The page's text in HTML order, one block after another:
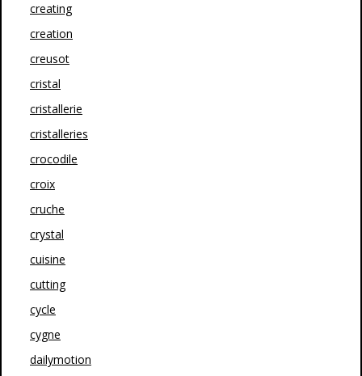
creating
creation
creusot
cristal
cristallerie
cristalleries
crocodile
croix
cruche
crystal
cuisine
cutting
cycle
cygne
dailymotion